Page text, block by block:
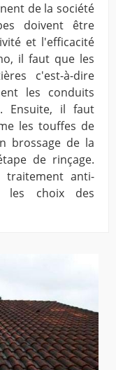
de la société
doivent être
et l'efficacité
il faut que les
c'est-à-dire
les conduits
Ensuite, il faut
les touffes de
brossage de la
de rinçage.
anti-
les choix des